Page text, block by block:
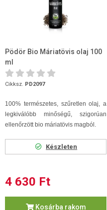
Pödör Bio Máriatövis olaj 100
ml
Cikksz. PD2097
100% természetes, szűretlen olaj, a
legkiválóbb minőségű, szigorúan
ellenőrzött bio máriatövis magból.
Készleten
4 630 Ft
Kosárba rakom